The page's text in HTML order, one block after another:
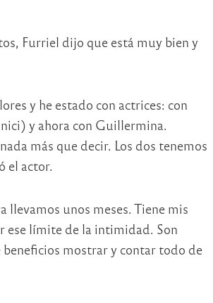
Furriel dijo que está muy bien y
y he estado con actrices: con
y ahora con Guillermina.
más que decir. Los dos tenemos
el actor.
llevamos unos meses. Tiene mis
ese límite de la intimidad. Son
beneficios mostrar y contar todo de